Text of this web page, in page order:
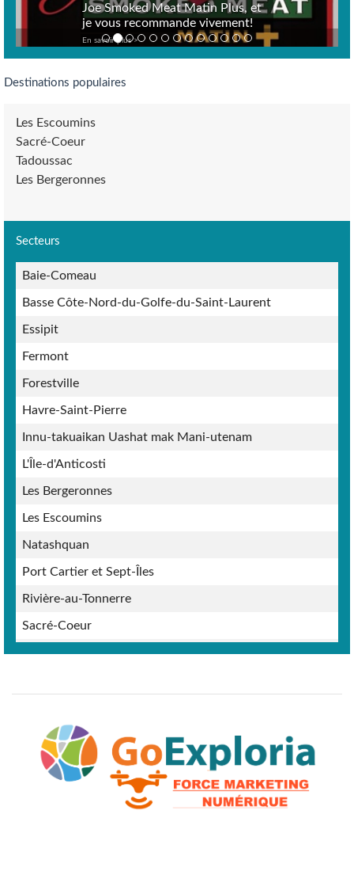
Joe Smoked Meat Matin Plus, et
je vous recommande vivement!
En savoir plus >
Destinations populaires
Les Escoumins
Sacré-Coeur
Tadoussac
Les Bergeronnes
Secteurs
Baie-Comeau
Basse Côte-Nord-du-Golfe-du-Saint-Laurent
Essipit
Fermont
Forestville
Havre-Saint-Pierre
Innu-takuaikan Uashat mak Mani-utenam
L'Île-d'Anticosti
Les Bergeronnes
Les Escoumins
Natashquan
Port Cartier et Sept-Îles
Rivière-au-Tonnerre
Sacré-Coeur
Schefferville